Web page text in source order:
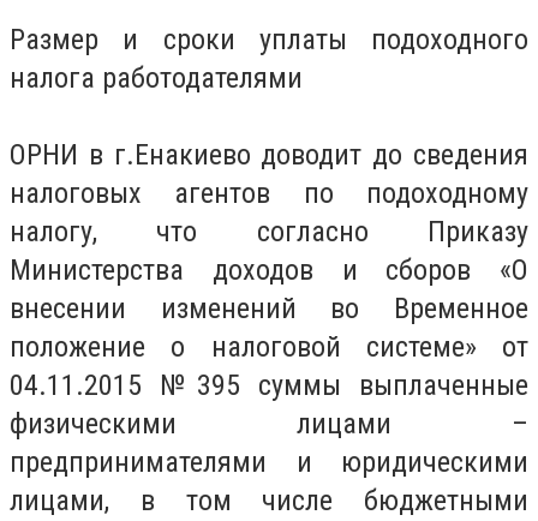
Размер и сроки уплаты подоходного
налога работодателями
ОРНИ в г.Енакиево доводит до сведения
налоговых агентов по подоходному
налогу, что согласно Приказу
Министерства доходов и сборов «О
внесении изменений во Временное
положение о налоговой системе» от
04.11.2015 №395 суммы выплаченные
физическими лицами –
предпринимателями и юридическими
лицами, в том числе бюджетными